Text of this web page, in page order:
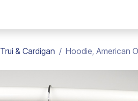
Trui & Cardigan Hoodie, American